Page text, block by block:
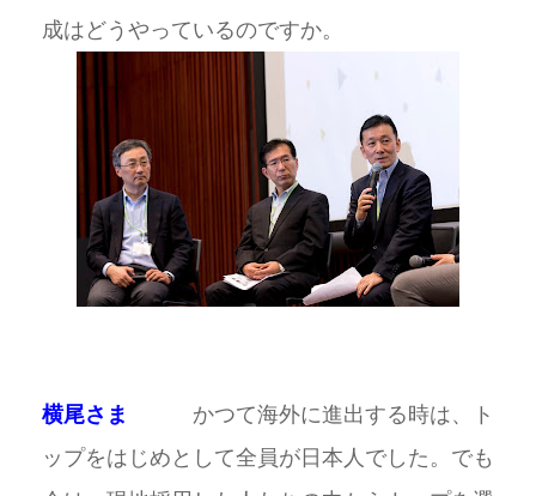
成はどうやっているのですか。
横尾さま
かつて海外に進出する時は、ト
ップをはじめとして全員が日本人でした。でも